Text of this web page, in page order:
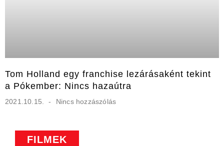
Tom Holland egy franchise lezárásaként tekint
a Pókember: Nincs hazaútra
2021.10.15. Nincs hozzászólás
FILMEK